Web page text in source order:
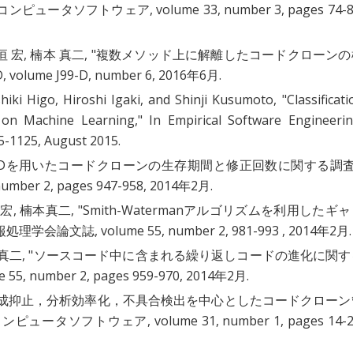
ンピュータソフトウェア, volume 33, number 3, pages 74-
宏, 楠本 真二, "複数メソッド上に解離したコードクローン
volume J99-D, number 6, 2016年6月.
Higo, Hiroshi Igaki, and Shinji Kusumoto, "
Machine Learning," In Empirical Software
1125, August 2015.
を用いたコードクローンの生存期間と修正回数に関する調
2, pages 947-958, 2014年2月.
, 楠本真二, "Smith-Watermanアルゴリズムを利用したギ
処理学会論文誌, volume 55, number 2, 981-993 , 2014年2月.
二, "ソースコード中に含まれる繰り返しコードの進化に関
55, number 2, pages 959-970, 2014年2月.
抑止，分析効率化，不具合検出を中心としたコードクロー
ピュータソフトウェア, volume 31, number 1, pages 14-